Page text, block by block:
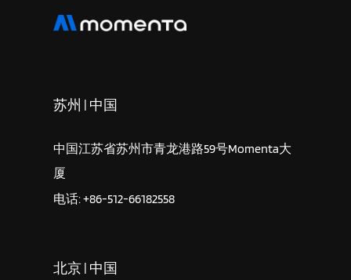
苏州 | 中国
中国江苏省苏州市青龙港路59号Momenta大
厦
电话: +86-512-66182558
北京 | 中国